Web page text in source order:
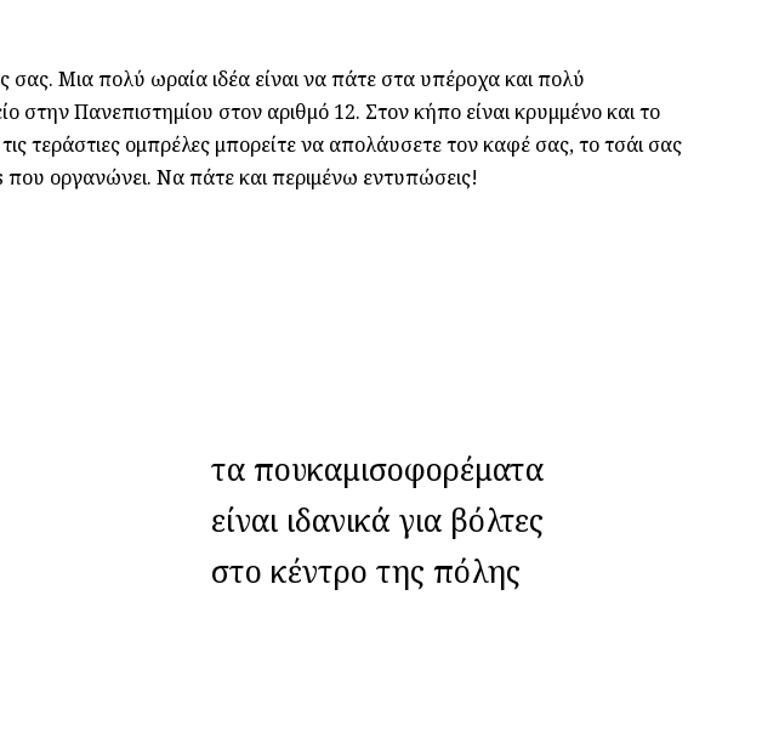
σας. Μια πολύ ωραία ιδέα είναι να πάτε στα υπέροχα και πολύ
στην Πανεπιστημίου στον αριθμό 12. Στον κήπο είναι κρυμμένο και το
τεράστιες ομπρέλες μπορείτε να απολάυσετε τον καφέ σας, το τσάι σας
που οργανώνει. Να πάτε και περιμένω εντυπώσεις!
τα πουκαμισοφορέματα
είναι ιδανικά για βόλτες
στο κέντρο της πόλης